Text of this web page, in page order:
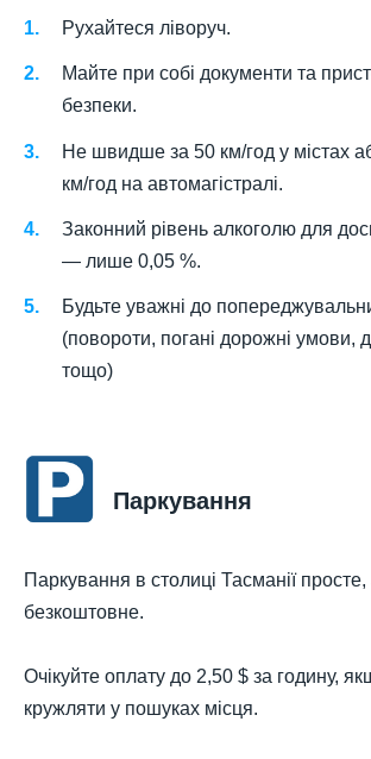
Рухайтеся ліворуч.
Майте при собі документи та
безпеки.
Не швидше за 50 км/год у містах
км/год на автомагістралі.
Законний рівень алкоголю для
— лише 0,05 %.
Будьте уважні до
(повороти, погані дорожні умови,
тощо)
Паркування
Паркування в столиці Тасманії
безкоштовне.
Очікуйте оплату до 2,50 $ за годину,
кружляти у пошуках місця.